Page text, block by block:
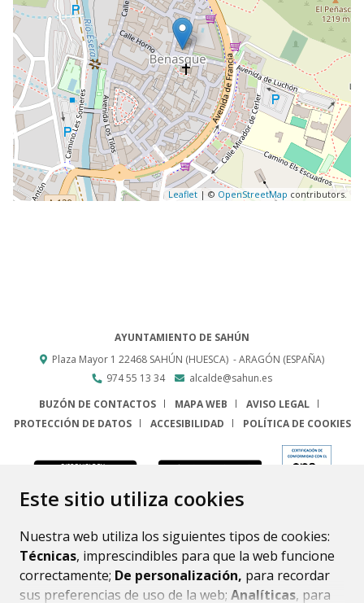
Este sitio utiliza cookies
Nuestra web utiliza los siguientes tipos de cookies:
Técnicas, imprescindibles para que la web funcione
correctamente; De personalización, para recordar
sus preferencias de uso de la web; Analíticas, para
Leaflet | © OpenStreetMap contributors.
AYUNTAMIENTO DE SAHÚN
Plaza Mayor 1 22468 SAHÚN (HUESCA) - ARAGÓN (ESPAÑA)
974 55 13 34
alcalde@sahun.es
BUZÓN DE CONTACTOS
MAPA WEB
AVISO LEGAL
PROTECCIÓN DE DATOS
ACCESIBILIDAD POLÍTICA DE COOKIES